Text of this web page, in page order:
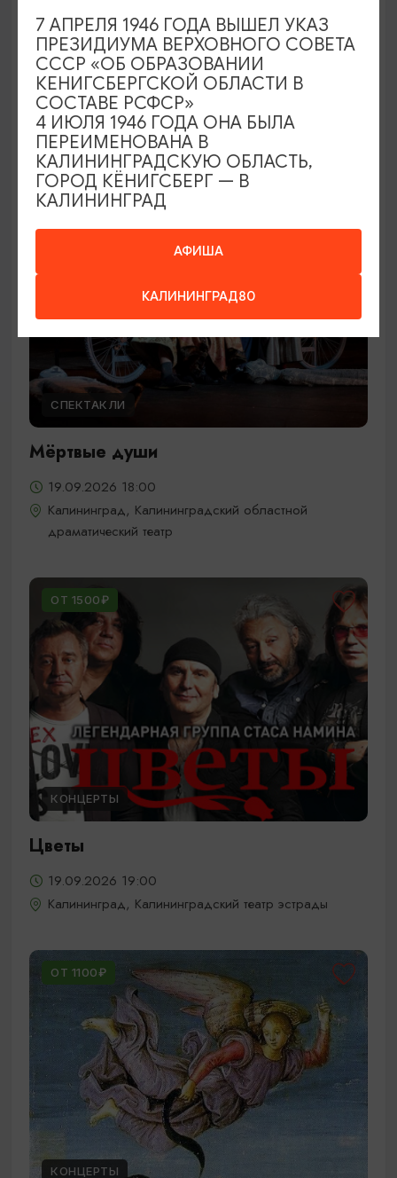
КОНЦЕРТЫ
Игорь Саруханов
19.09.2026 18:00
Светлогорск, Театр эстрады «Янтарь-холл»
ОТ 500₽ ПУШКИНСКАЯ КАРТА
СПЕКТАКЛИ
Мёртвые души
19.09.2026 18:00
Калининград, Калининградский областной
драматический театр
ОТ 1500₽
КОНЦЕРТЫ
Цветы
19.09.2026 19:00
Калининград, Калининградский театр эстрады
ОТ 1100₽
КОНЦЕРТЫ
АФИША
КАЛИНИНГРАД80
7 АПРЕЛЯ 1946 ГОДА ВЫШЕЛ УКАЗ
ПРЕЗИДИУМА ВЕРХОВНОГО СОВЕТА
СССР «ОБ ОБРАЗОВАНИИ
КЕНИГСБЕРГСКОЙ ОБЛАСТИ В
СОСТАВЕ РСФСР»
4 ИЮЛЯ 1946 ГОДА ОНА БЫЛА
ПЕРЕИМЕНОВАНА В
КАЛИНИНГРАДСКУЮ ОБЛАСТЬ,
ГОРОД КЁНИГСБЕРГ — В
КАЛИНИНГРАД